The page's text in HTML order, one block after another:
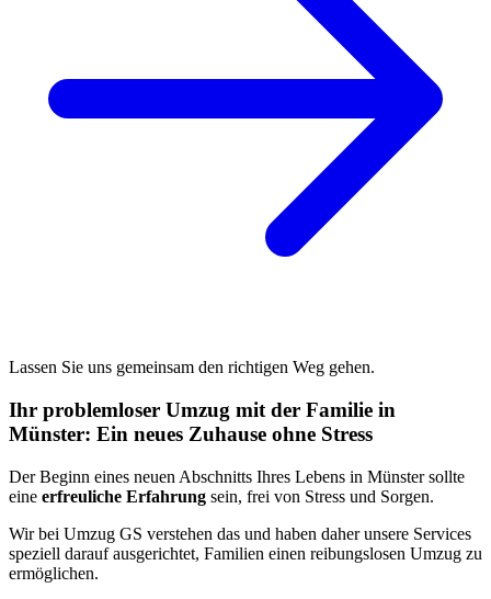
Lassen Sie uns gemeinsam den richtigen Weg gehen.
Ihr problemloser Umzug mit der Familie in
Münster: Ein neues Zuhause ohne Stress
Der Beginn eines neuen Abschnitts Ihres Lebens in Münster sollte
eine erfreuliche Erfahrung sein, frei von Stress und Sorgen.
Wir bei Umzug GS verstehen das und haben daher unsere Services
speziell darauf ausgerichtet, Familien einen reibungslosen Umzug zu
ermöglichen.